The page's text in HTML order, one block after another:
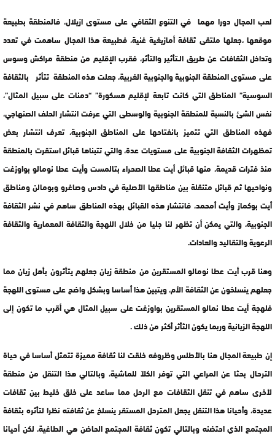
لعب المجال دورا مهما في التنوع الثقافي على مستوى ازيلال، فالمنطقة بطبيعة
موقعها ،جعلها ملتقى ثقافة أمازيغية غنية، فطبيعة هذا المجال ساهمت في تعدد
وتداخل الثقافات عن طريق الـتأثير والتأثر، فقرب الإقليم من منطقة مراكش وسوس
على مستوى المنطقة الجنوبية والجنوبية الغربية، جعلت هذه المنطقة تتأثر بالثقافة
السوسية” المناطق التي كانت تابعة لإقليم هسكورة” “دمنات على سبيل المثال”،
نفس الشئ بالنسبة للمنطقة الجنوبية والوسطى التي عرفت انتشار الحلف الصنهاجي،
فهذه المناطق التي تتميز بانفتاحها على المناطق الجنوبية، تعرف انتشار بعض
تمظهرات الثقافة الجنوبية على مستويات عدة، والتي تتبناها قبائل استقرت بالمنطقة
منذ فترات قديمة، منها قبائل أيت عطا الصحراء بتالمست وأيت عطا نومالو بواوزغت
ونواحيها ثم قبائل متنقلة بين مناطقها الأصلية في دادس وصاغرو وبومالن ومناطق
أيت بوكماز وأيت أمحمد، فانتشار هذه القبائل بهذه المناطق ساهم في نشر الثقافة
الجنوبية، والتي يمكن أن تظهر لنا جليا من خلال اللهجة والثقافة المعمارية والثقافة
الرعوية والتقاليد والعادات.
وهنا قرب أيت عطا نومالو المستقرين من منطقة زيان جعلهم يتأثرون بأهل زيان مما
جعلهم ينسلخون عن الثقافة الأم، ويتبين هذا أساسا وبشكل واضح على مستوى اللهجة
فلهجة أيت عطا نمالو المستقرين بواوزغت على سبيل المثال هي أقرب ما تكون إلى
اللهجة الزيانية وربما يكون الثأثر أكثر من ذلك .
إن طبيعة المجال هنا بالأطلس وظروفه خلقت لنا ثقافة مميزة تتمثل أساسا في حياة
الترحال بحثا عن المراعي التي توفر الكلآ للماشية، وبالتالي هذا التنقل من منطقة
لأخرى ساهم في تنقل الثقافات مع الرحل مما ساعد على خلق خليط بين ثقافات
عديدة، وأحيانا هذا التنقل يجعل المترحل المستقر ينسلخ عن ثقافته نظرا لتأثره بثقافة
المجتمع الذي احتضنه وبالتالي تكون ثقافة المجتمع الحاضن هي الطاغية، لكن أحيانا